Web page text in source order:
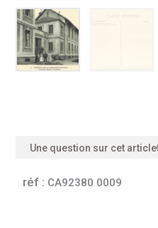
Une question sur cet article
réf : CA92380 0009